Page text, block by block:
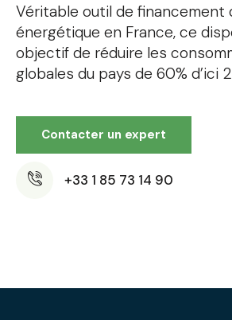
Véritable outil de financement
énergétique en France, ce
objectif de réduire les
globales du pays de 60% d’ici
Contacter un expert
+33 1 85 73 14 90